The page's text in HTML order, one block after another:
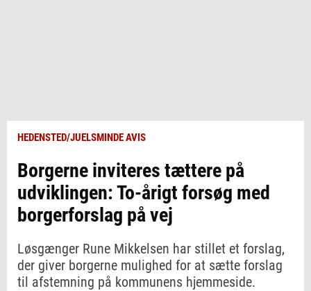
HEDENSTED/JUELSMINDE AVIS
Borgerne inviteres tættere på
udviklingen: To-årigt forsøg med
borgerforslag på vej
Løsgænger Rune Mikkelsen har stillet et forslag,
der giver borgerne mulighed for at sætte forslag
til afstemning på kommunens hjemmeside.